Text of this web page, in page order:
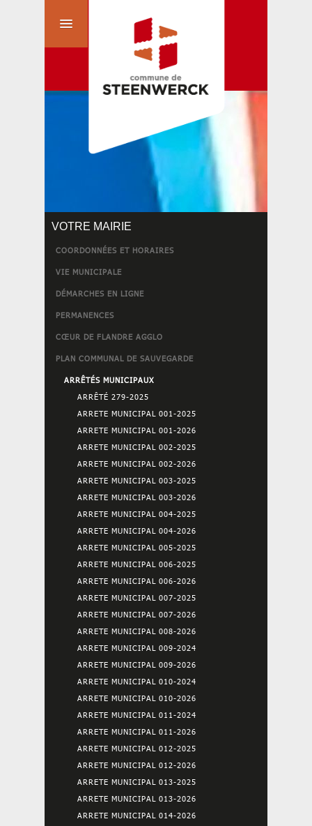
VOTRE MAIRIE
COORDONNÉES ET HORAIRES
VIE MUNICIPALE
DÉMARCHES EN LIGNE
PERMANENCES
CŒUR DE FLANDRE AGGLO
PLAN COMMUNAL DE SAUVEGARDE
ARRÊTÉS MUNICIPAUX
ARRÊTÉ 279-2025
ARRETE MUNICIPAL 001-2025
ARRETE MUNICIPAL 001-2026
ARRETE MUNICIPAL 002-2025
ARRETE MUNICIPAL 002-2026
ARRETE MUNICIPAL 003-2025
ARRETE MUNICIPAL 003-2026
ARRETE MUNICIPAL 004-2025
ARRETE MUNICIPAL 004-2026
ARRETE MUNICIPAL 005-2025
ARRETE MUNICIPAL 006-2025
ARRETE MUNICIPAL 006-2026
ARRETE MUNICIPAL 007-2025
ARRETE MUNICIPAL 007-2026
ARRETE MUNICIPAL 008-2026
ARRETE MUNICIPAL 009-2024
ARRETE MUNICIPAL 009-2026
ARRETE MUNICIPAL 010-2024
ARRETE MUNICIPAL 010-2026
ARRETE MUNICIPAL 011-2024
ARRETE MUNICIPAL 011-2026
ARRETE MUNICIPAL 012-2025
ARRETE MUNICIPAL 012-2026
ARRETE MUNICIPAL 013-2025
ARRETE MUNICIPAL 013-2026
ARRETE MUNICIPAL 014-2026